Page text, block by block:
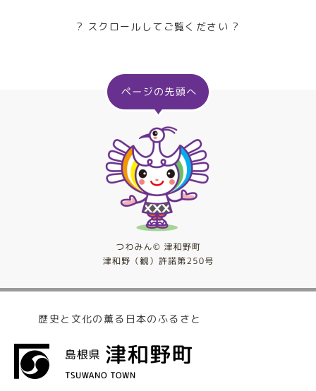
? スクロールしてご覧ください ?
歴史と文化の薫る日本のふるさと